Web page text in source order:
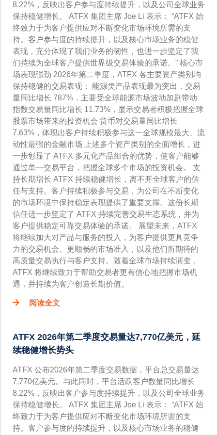
8.22%，反映出客户参与度持续提升，以及公司全球业务
保持稳健增长。 ATFX 集团主席 Joe Li 表示： “ATFX 始
终致力于为客户提供应对不断变化市场环境所需的支
持。客户参与度的持续提升，以及核心市场业务的稳健
表现，充分体现了我们业务的韧性，也进一步坚定了我
们持续为全球客户提供世界级交易体验的承诺。” 核心市
场表现强劲 2026年第二季度，ATFX 各主要资产类别均
保持稳健的交易表现： 能源类产品表现最为突出，交易
量同比增长 787%，主要受全球能源市场波动加剧带动
指数交易量同比增长 11.73%，显示交易者积极把握全球
股票市场带来的投资机会 货币对交易量同比增长
7.63%，体现出客户持续积极参与这一全球规模最大、流
动性最强的金融市场 上述多个资产类别的全面增长，进
一步彰显了 ATFX 多元化产品组合的优势，使客户能够
通过单一交易平台，把握全球多个市场的投资机会。 支
持长期增长 ATFX 持续稳健增长，离不开全球客户的信
任与支持。客户持续积极参与交易，为公司在不断变化
的市场环境中保持稳定表现提供了重要支撑。这份长期
信任进一步坚定了 ATFX 持续完善交易生态系统，并为
客户提供稳定可靠交易体验的承诺。 展望未来，ATFX
将继续加大对产品与服务的投入，为客户提供更具竞争
力的交易机会、更顺畅的市场准入，以及他们所期待的
高质量交易执行与客户支持。随着全球市场持续演变，
ATFX 将继续致力于帮助交易者更有信心地把握市场机
遇，并持续为客户创造长期价值。
阅读全文
ATFX 2026年第二季度交易量达7,770亿美元，延
续稳健增长势头
ATFX 公布2026年第二季度交易数据，平台总交易量达
7,770亿美元。与此同时，平台活跃客户数量同比增长
8.22%，反映出客户参与度持续提升，以及公司全球业务
保持稳健增长。 ATFX 集团主席 Joe Li 表示： “ATFX 始
终致力于为客户提供应对不断变化市场环境所需的支
持。客户参与度的持续提升，以及核心市场业务的稳健